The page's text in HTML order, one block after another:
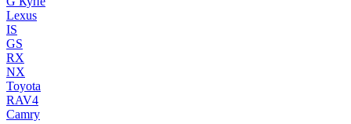
Lexus
IS
GS
RX
NX
Toyota
RAV4
Camry